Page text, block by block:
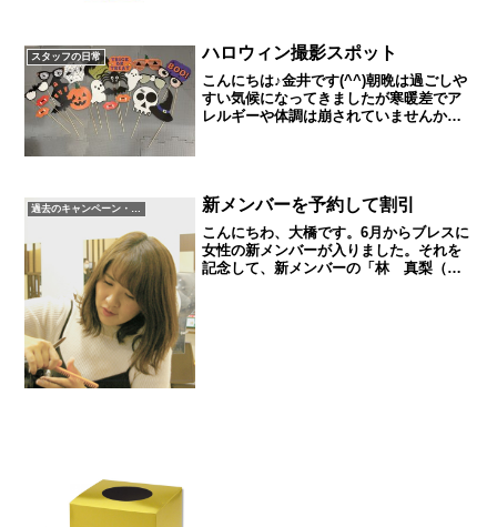
けることが...
スタッフの日常 ハロウィン撮影スポット
こんにちは♪金井です(^^)朝晩は過ごしや
すい気候になってきましたが寒暖差でア
レルギーや体調は崩されていませんか？
新メンバーを予約して割引
こんにちわ、大橋です。6月からブレスに
女性の新メンバーが入りました。それを
記念して、新メンバーの「林 真梨（は